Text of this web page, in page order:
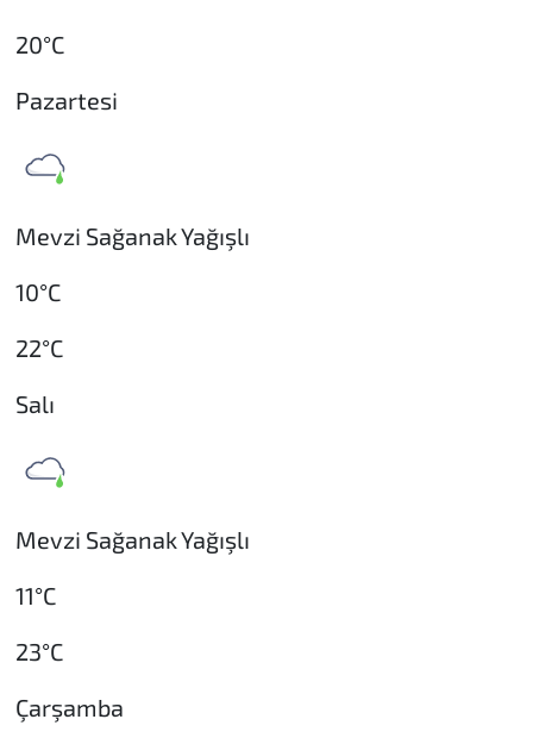
20°C
Pazartesi
Mevzi Sağanak Yağışlı
10°C
22°C
Salı
Mevzi Sağanak Yağışlı
11°C
23°C
Çarşamba